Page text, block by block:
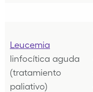
Leucemia
linfocítica aguda
(tratamiento
paliativo)